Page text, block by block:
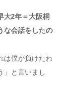
大2年＝大阪桐
な会話をしたの
は僕が負けたわ
」と言いまし